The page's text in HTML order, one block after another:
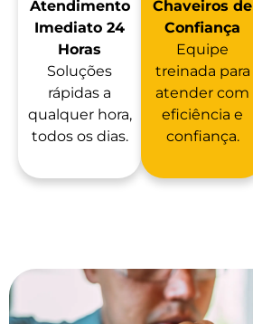
Atendimento
Imediato 24
Horas
Soluções
rápidas a
qualquer hora,
todos os dias.
Chaveiros de
Confiança
Equipe
treinada para
atender com
eficiência e
confiança.